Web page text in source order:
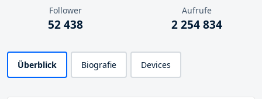
Follower
52 438
Aufrufe
2 254 834
Überblick Biografie Devices